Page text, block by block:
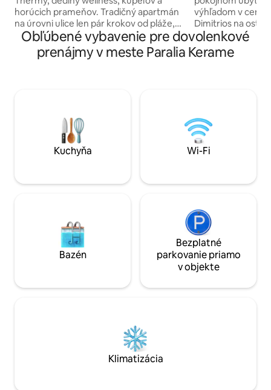
horúcich prameňov. Tradičný apartmán
na úrovni ulice len pár krokov od pláže,
kompletne zrekonštruovaný, okolo
taverien a kaviarní. Dýchajte ďalej od
terapeutických termálnych prameňov a
aby vás ubytoval tým najlepším
spôsobom, slávnym Ikarským spôsobom
života a dĺžkou života.
výhľadom v
Dimitrios na
námestia s
len 10 minút
námestia
kde môžete
Ideálne miesto.
Obľúbené vybavenie pre dovolenkové
prenájmy v meste Paralia Kerame
Kuchyňa Wi-Fi
Bazén
Bezplatné
parkovanie priamo
v objekte
Klimatizácia